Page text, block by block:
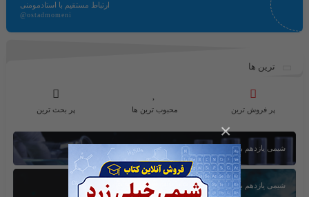
×
ارتباط مستقیم با استادمومنی
@ostadmomeni
ترین ها
پر فروش ترین محبوب ترین ها پر بحث ترین
شیمی یازدهم بخش اول
شیمی یازدهم بخش سوم